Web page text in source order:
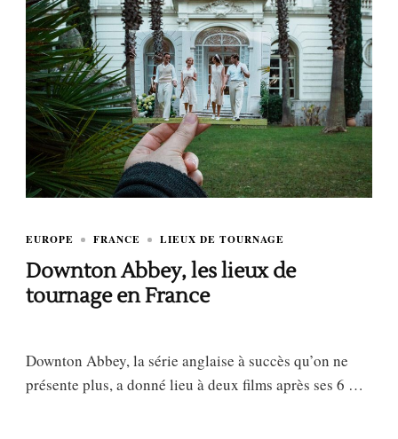
EUROPE FRANCE LIEUX DE TOURNAGE
Downton Abbey, les lieux de
tournage en France
Downton Abbey, la série anglaise à succès qu’on ne
présente plus, a donné lieu à deux films après ses 6 …